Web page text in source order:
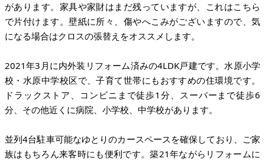
があります。家具や家財はまだ残っていますが、これはこちら
で片付けます。壁紙に所々、傷やへこみがございますので、気
になる場合はクロスの張替えをオススメします。
2021年3月に内外装リフォーム済みの4LDK戸建です。水原小学
校・水原中学校区で、子育て世帯にもおすすめの住環境です。
ドラックストア、コンビニまで徒歩1分、スーパーまで徒歩6
分、その他近くに病院、小学校、中学校があります。
並列4台駐車可能なゆとりのカースペースを確保しており、ご家
族はもちろん来客時にも便利です。築21年ながらリフォームに